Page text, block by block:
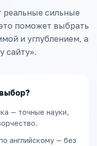
реальные сильные
поможет выбрать
и углублением, а
сайту».
— точные науки,
английскому — без